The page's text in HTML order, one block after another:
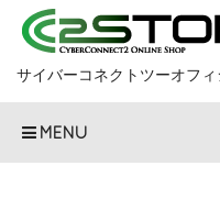
サイバーコネクトツーオフ
MENU